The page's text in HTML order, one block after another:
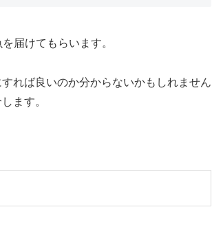
届けてもらいます。
れば良いのか分からないかもしれません
ます。